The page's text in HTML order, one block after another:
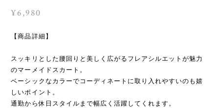
¥6,980
【商品詳細】
スッキリとした腰回りと美しく広がるフレアシルエットが魅力
のマーメイドスカート。
ベーシックなカラーでコーディネートに取り入れやすいのも嬉
しいポイント。
通勤から休日スタイルまで幅広く活躍してくれます。